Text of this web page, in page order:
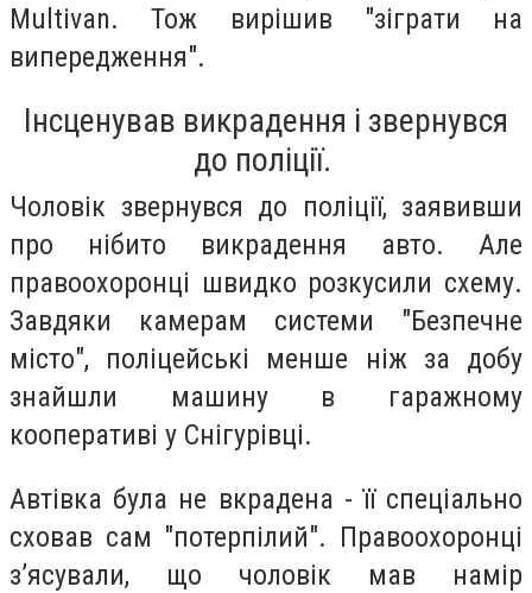
Multivan. Тож вирішив "зіграти на
випередження".
Інсценував викрадення і звернувся
до поліції.
Чоловік звернувся до поліції, заявивши
про нібито викрадення авто. Але
правоохоронці швидко розкусили схему.
Завдяки камерам системи "Безпечне
місто", поліцейські менше ніж за добу
знайшли машину в гаражному
кооперативі у Снігурівці.
Автівка була не вкрадена - її спеціально
сховав сам "потерпілий". Правоохоронці
з’ясували, що чоловік мав намір